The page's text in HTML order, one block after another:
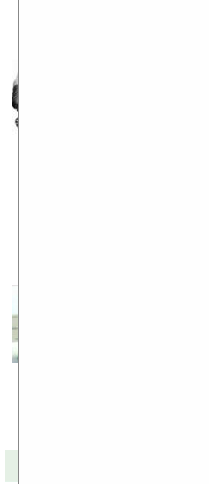
С июня
выставке
месяце
На
Information
панель.